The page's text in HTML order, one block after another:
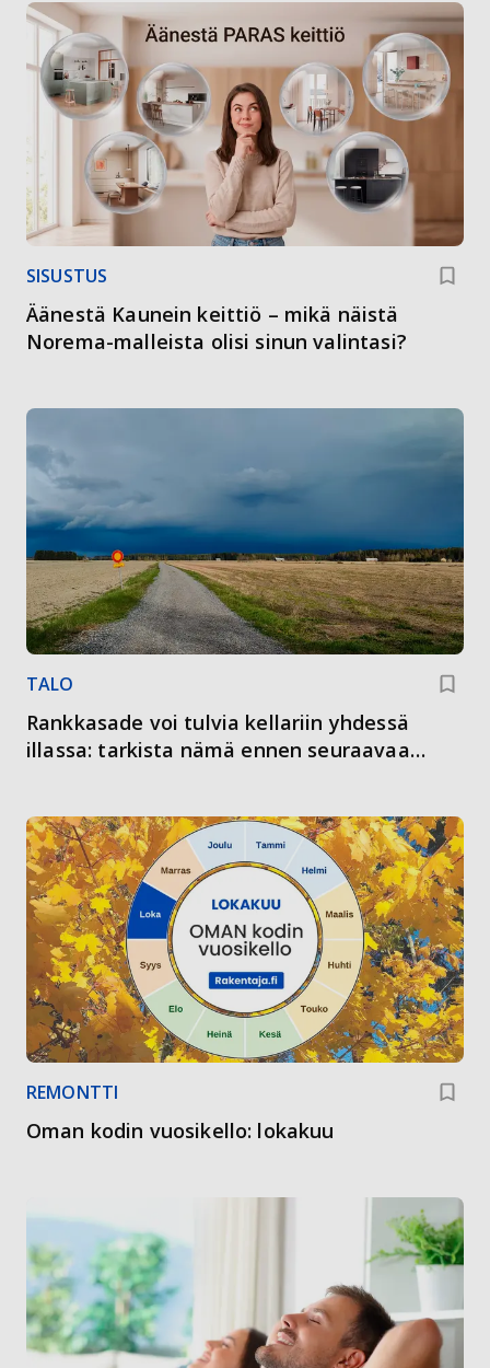
SISUSTUS
Äänestä Kaunein keittiö – mikä näistä
Norema-malleista olisi sinun valintasi?
TALO
Rankkasade voi tulvia kellariin yhdessä
illassa: tarkista nämä ennen seuraavaa
REMONTTI
Oman kodin vuosikello: lokakuu